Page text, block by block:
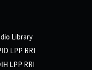
Library
LPP RRI
LPP RRI